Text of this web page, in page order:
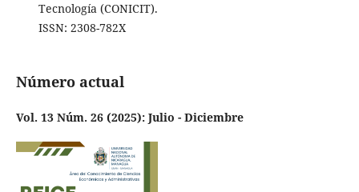
Tecnología (CONICIT).
ISSN: 2308-782X
Número actual
Vol. 13 Núm. 26 (2025): Julio - Diciembre